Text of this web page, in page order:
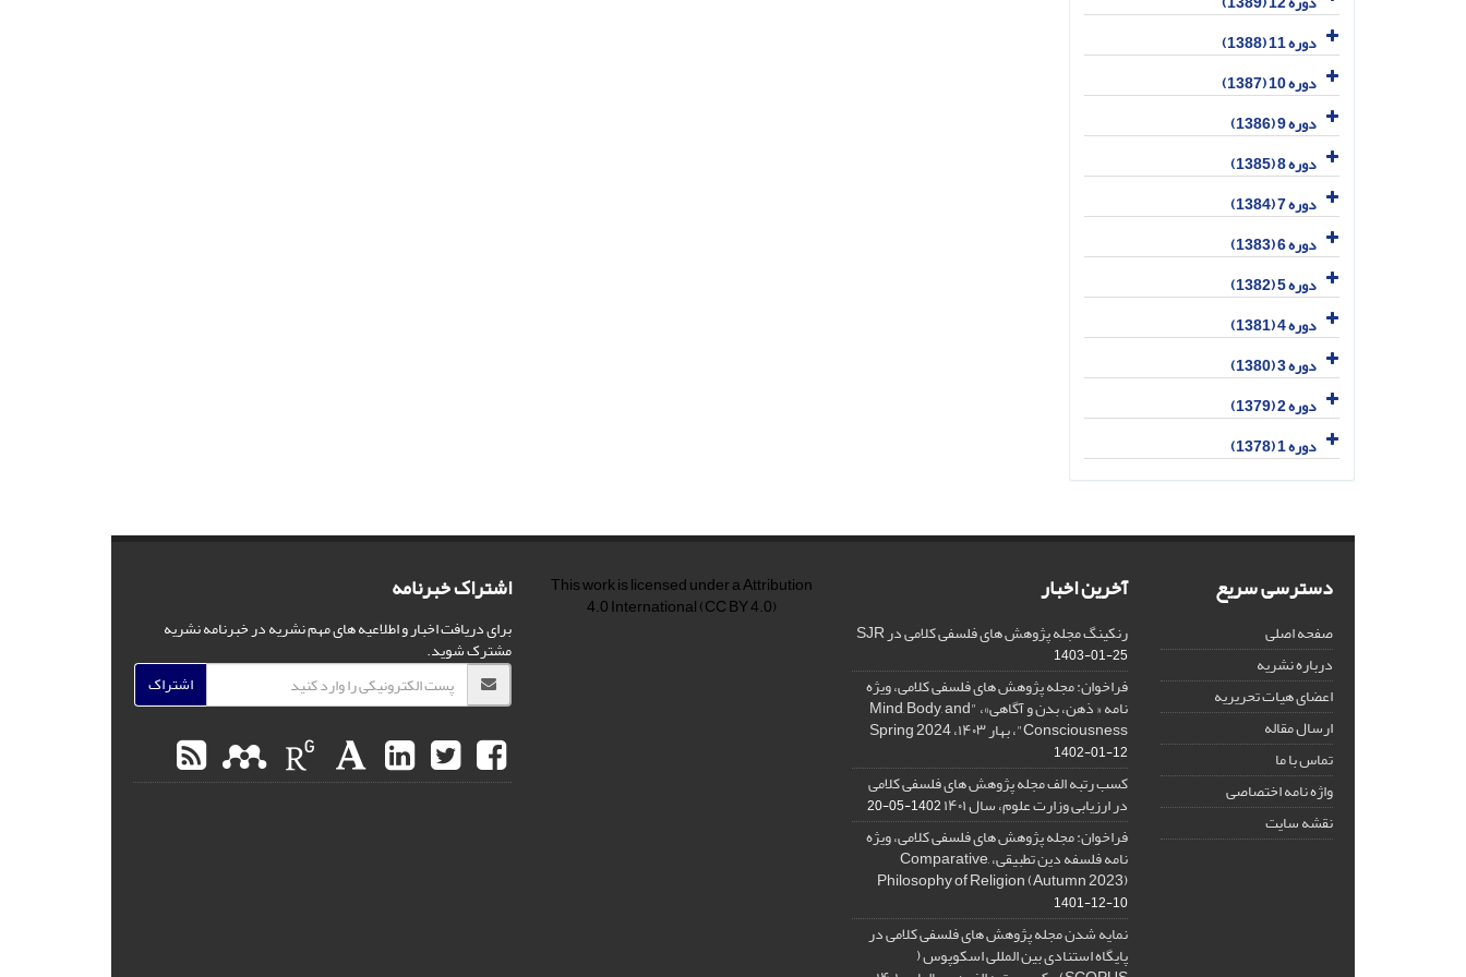
دوره 11 (1388)
دوره 10 (1387)
دوره 9 (1386)
دوره 8 (1385)
دوره 7 (1384)
دوره 6 (1383)
دوره 5 (1382)
دوره 4 (1381)
دوره 3 (1380)
دوره 2 (1379)
دوره 1 (1378)
دسترسی سریع
صفحه اصلی
درباره نشریه
اعضای هیات تحریریه
ارسال مقاله
تماس با ما
واژه نامه اختصاصی
نقشه سایت
آخرین اخبار
رنکینگ مجله پژوهش های فلسفی کلامی در SJR
1403-01-25
فراخوان: مجله پژوهش های فلسفی کلامی، ویژه
نامه « ذهن، بدن و آگاهی»، "Mind, Body, and
Consciousness"، بهار ۱۴۰۳، Spring 2024
1402-01-12
کسب رتبه الف مجله پژوهش های فلسفی کلامی
در ارزیابی وزارت علوم، سال ۱۴۰۱ 1402-05-20
فراخوان: مجله پژوهش های فلسفی کلامی، ویژه
نامه فلسفه دین تطبیقی، ,Comparative
Philosophy of Religion (Autumn 2023)
1401-12-10
نمایه شدن مجله پژوهش های فلسفی کلامی در
پایگاه استنادی بین المللی اسکوپوس (
This work is licensed under aAttribution
4.0 International(CC BY 4.0) اشتراک خبرنامه
برای دریافت اخبار و اطلاعیه های مهم نشریه در خبرنامه نشریه
مشترک شوید.
اشتراک